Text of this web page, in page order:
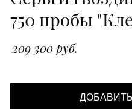
750 пробы
209 300 руб.